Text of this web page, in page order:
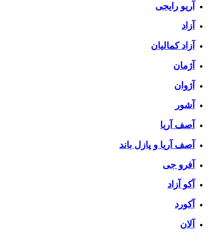
آریو رایجی
آزاد
آزاد کمالیان
آژمان
آژوان
آشور
آصف آریا
آصف آریا و پازل باند
آفرو جی
آکو آزاد
آکورد
آلان